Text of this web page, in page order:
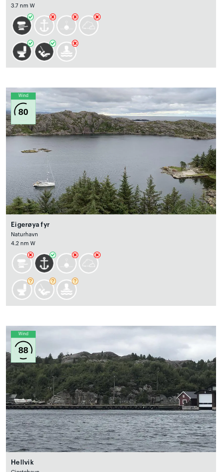
3.7 nm W
Wind
80
Eigerøya fyr
Naturhavn
4.2 nm W
Wind
88
Hellvik